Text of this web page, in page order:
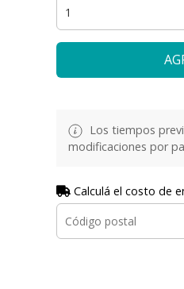
Los tiempos
modificaciones por
Calculá el costo de